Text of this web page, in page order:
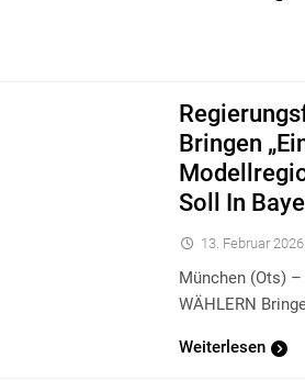
Bringen
Soll In
13. Februar 2026
München (ots) –
WÄHLERN
Weiterlesen